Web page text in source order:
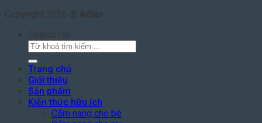
Copyright 2026 © Adler
Search for:
Trang chủ
Giới thiệu
Sản phẩm
Kiến thức hữu ích
Cẩm nang cho bé